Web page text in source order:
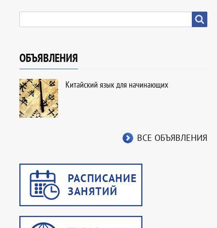
ОБЪЯВЛЕНИЯ
Китайский язык для начинающих
ВСЕ ОБЪЯВЛЕНИЯ